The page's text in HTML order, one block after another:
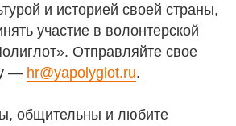
и историей своей страны,
участие в волонтерской
Отправляйте свое
— hr@yapolyglot.ru.
общительны и любите